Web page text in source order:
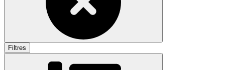
Filtres